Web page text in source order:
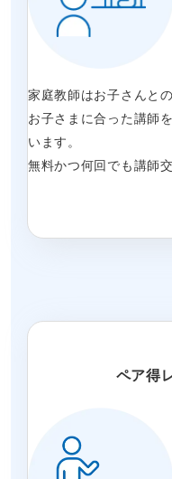
家庭教師はお子さんと
お子さまに合った講師
います。
無料かつ何回でも講師
ペア得